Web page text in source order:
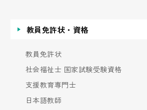
教員免許状・資格
教員免許状
社会福祉士 国家試験受験資格
支援教育専門士
日本語教師